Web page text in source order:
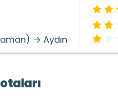
→ Aydın